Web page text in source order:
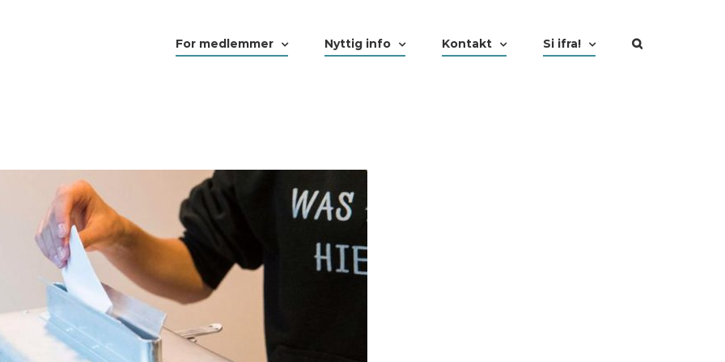
For medlemmer Nyttig info Kontakt Si ifra!